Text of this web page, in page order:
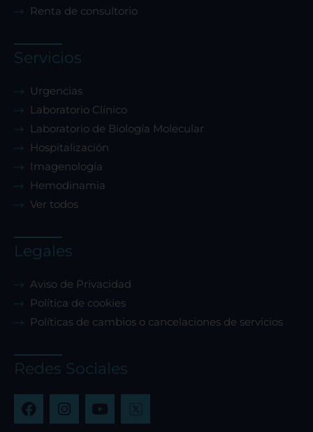
Renta de consultorio
Servicios
Urgencias
Laboratorio Clínico
Laboratorio de Biología Molecular
Hospitalización
Imagenología
Hemodinamia
Ver todos
Legales
Aviso de Privacidad
Política de cookies
Políticas de cambios o cancelaciones de servicios
Redes Sociales
F
a
I
n
Y
o
Confirmar mis preferencias